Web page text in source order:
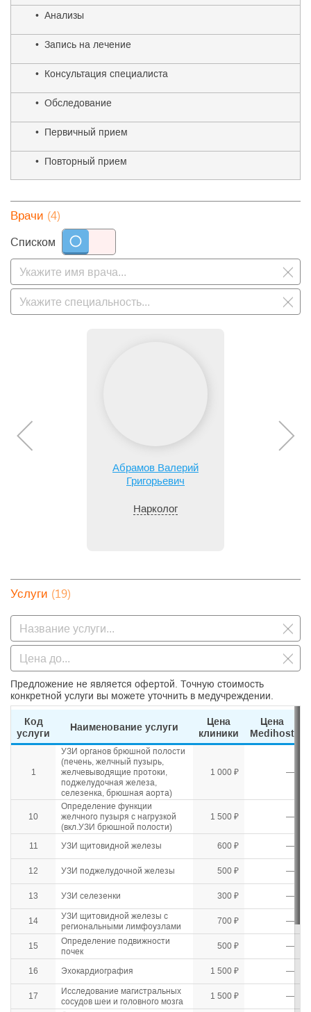
и обеспечить ее высокое качество не только в настоящее
• Анализы
• Запись на лечение
• Консультация специалиста
• Обследование
• Первичный прием
• Повторный прием
Врачи (4)
Списком
Абрамов Валерий
Григорьевич
Нарколог
Услуги (19)
Предложение не является офертой. Точную стоимость
конкретной услуги вы можете уточнить в медучреждении.
Код
услуги
Наименование услуги
Цена
клиники
Цена
Medihost
1
УЗИ органов брюшной полости
(печень, желчный пузырь,
желчевыводящие протоки,
поджелудочная железа,
селезенка, брюшная аорта)
1 000 ₽ —
10
Определение функции
желчного пузыря с нагрузкой
(вкл.УЗИ брюшной полости)
1 500 ₽ —
11 УЗИ щитовидной железы 600 ₽ —
12 УЗИ поджелудочной железы 500 ₽ —
13 УЗИ селезенки 300 ₽ —
14
УЗИ щитовидной железы с
региональными лимфоузлами
700 ₽ —
15
Определение подвижности
почек
500 ₽ —
16 Эхокардиография 1 500 ₽ —
17
Исследование магистральных
сосудов шеи и головного мозга
1 500 ₽ —